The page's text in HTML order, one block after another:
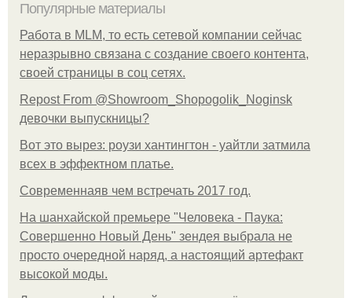
Популярные материалы
Работа в MLM, то есть сетевой компании сейчас
неразрывно связана с создание своего контента,
своей страницы в соц сетях.
Repost From @Showroom_Shopogolik_Noginsk
девочки выпускницы?
Вот это вырез: роузи хантингтон - уайтли затмила
всех в эффектном платьe.
Современнаяв чем встречать 2017 год.
На шанхайской премьере "Человека - Паука:
Совершенно Новый День" зендея выбрала не
просто очередной наряд, а настоящий артефакт
высокой моды.